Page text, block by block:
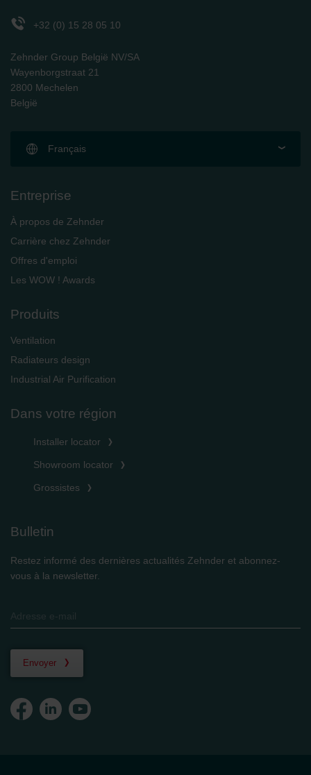
Limitet Şirketi: Web Sitesi Çerezleri
Zehnder Group Nederland bv: Privacyverklaringen
Zehnder Group Schweiz AG: Datenschutz
Zehnder Polska Sp. z o.o.: Oświadczenie o ochronie
danych Zehnder
Zehnder Group UK Limited: Privacy Policy
+32 (0) 15 28 05 10
Zehnder Group België NV/SA
Wayenborgstraat 21
2800 Mechelen
België
Français
Entreprise
À propos de Zehnder
Carrière chez Zehnder
Offres d'emploi
Les WOW ! Awards
Produits
Ventilation
Radiateurs design
Industrial Air Purification
Dans votre région
Installer locator
Showroom locator
Grossistes
Bulletin
Restez informé des dernières actualités Zehnder et abonnez-
vous à la newsletter.
Envoyer